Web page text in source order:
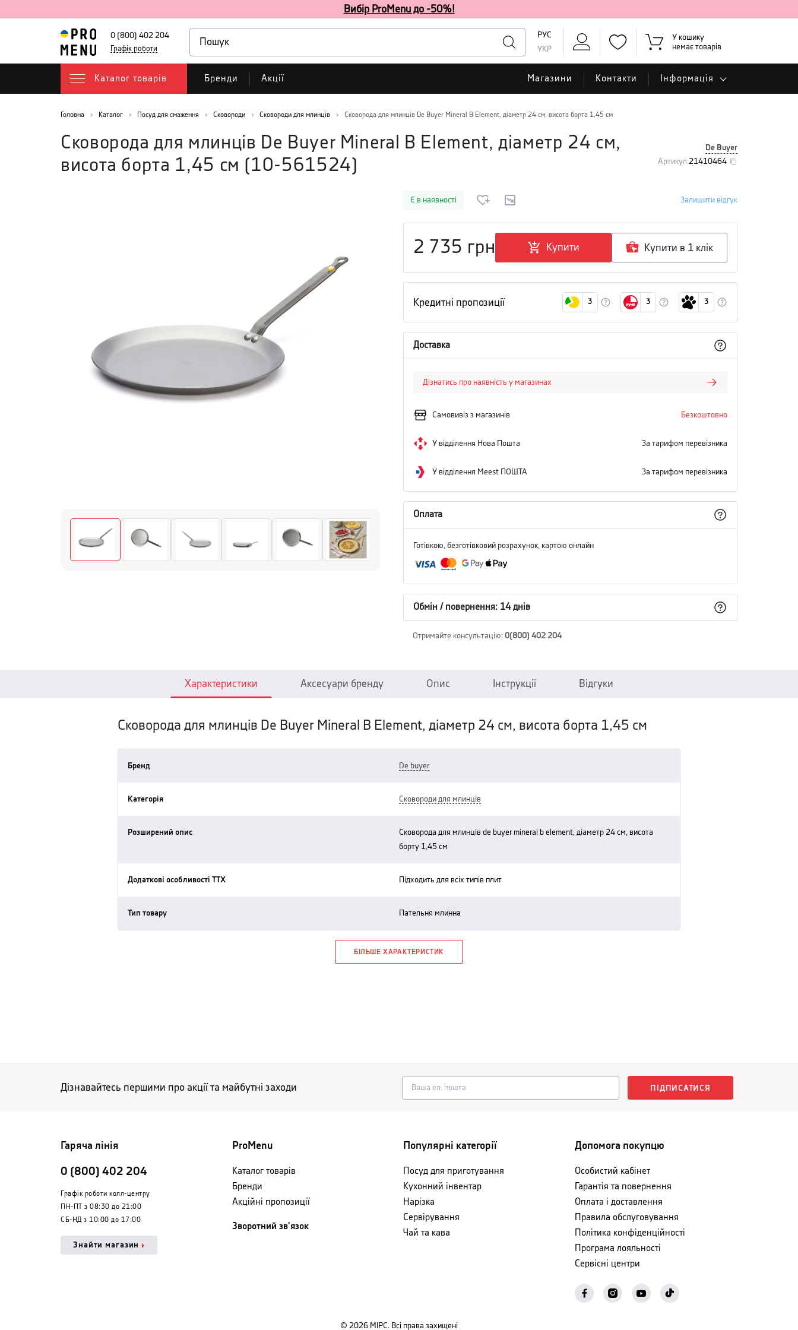
Вибір ProMenu до -50%!
0 (800) 402 204
Графік роботи
РУС
УКР
У кошику
немає товарів
Каталог товарів Бренди Акції Магазини Контакти Інформація
Головна Каталог Посуд для смаження Сковороди Сковороди для млинців Сковорода для млинців De Buyer Mineral B Element, діаметр 24 см, висота борта 1,45 см
Сковорода для млинців De Buyer Mineral B Element, діаметр 24 см,
висота борта 1,45 см ( 10-561524)
De Buyer
Артикул:21410464
Є в наявності Залишити відгук
2 735 грн Купити Купити в 1 клiк
Кредитні пропозиції 3 3 3
Доставка
Дізнатись про наявність у магазинах
Самовивіз з магазинів Безкоштовно
У відділення Нова Пошта За тарифом перевізника
У відділення Meest ПОШТА За тарифом перевізника
Оплата
Готівкою, безготівковий розрахунок, картою онлайн
Обмін / повернення: 14 днів
Отримайте консультацію: 0(800) 402 204
Характеристики Аксесуари бренду Опис Інструкції Відгуки
Сковорода для млинців De Buyer Mineral B Element, діаметр 24 см, висота борта 1,45 см
Бренд de buyer
Категорія сковороди для млинців
Розширений опис
сковорода для млинців de buyer mineral b element, діаметр 24 см, висота
борту 1,45 см
Додаткові особливості ТТХ підходить для всіх типів плит
Тип товару пательня млинна
БІЛЬШЕ ХАРАКТЕРИСТИК
3 3
Дізнавайтесь першими про акції та майбутні заходи ПІДПИСАТИСЯ
Гаряча лінія
0 (800) 402 204
Графік роботи колл-центру
ПН-ПТ з 08:30 до 21:00
СБ-НД з 10:00 до 17:00
Знайти магазин
ProMenu
Каталог товарів
Бренди
Акційні пропозиції
Зворотний зв'язок
Популярні категорії
Посуд для приготування
Кухонний інвентар
Нарізка
Сервірування
Чай та кава
Допомога покупцю
Особистий кабінет
Гарантія та повернення
Оплата і доставлення
Правила обслуговування
Політика конфіденційності
Програма лояльності
Сервісні центри
© 2026 МІРС. Всі права захищені